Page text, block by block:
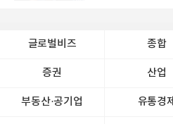
글로벌비즈 종합
증권 산업
부동산·공기업 유통경제